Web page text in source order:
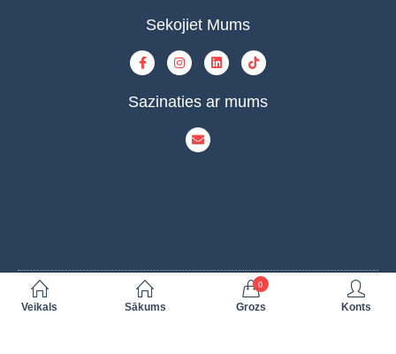
Sekojiet Mums
Sazinaties ar mums
© Copyright 2023 | INOVAT | All Rights Reserved | Powered by INOVAT
Veikals Sākums
0
Grozs Konts